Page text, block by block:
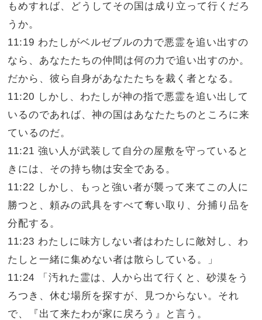
もめすれば、どうしてその国は成り立って行くだろ
うか。
11:19 わたしがベルゼブルの力で悪霊を追い出すの
なら、あなたたちの仲間は何の力で追い出すのか。
だから、彼ら自身があなたたちを裁く者となる。
11:20 しかし、わたしが神の指で悪霊を追い出して
いるのであれば、神の国はあなたたちのところに来
ているのだ。
11:21 強い人が武装して自分の屋敷を守っていると
きには、その持ち物は安全である。
11:22 しかし、もっと強い者が襲って来てこの人に
勝つと、頼みの武具をすべて奪い取り、分捕り品を
分配する。
11:23 わたしに味方しない者はわたしに敵対し、わ
たしと一緒に集めない者は散らしている。」
11:24 「汚れた霊は、人から出て行くと、砂漠をう
ろつき、休む場所を探すが、見つからない。それ
で、『出て来たわが家に戻ろう』と言う。